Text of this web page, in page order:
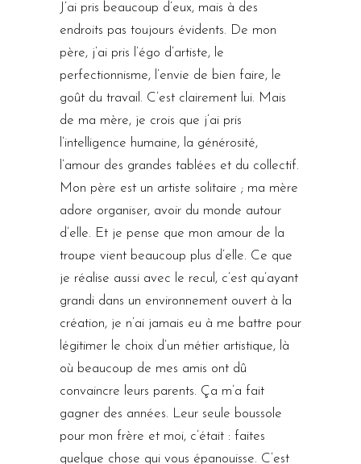
J’ai pris beaucoup d’eux, mais à des
endroits pas toujours évidents. De mon
père, j’ai pris l’égo d’artiste, le
perfectionnisme, l’envie de bien faire, le
goût du travail. C’est clairement lui. Mais
de ma mère, je crois que j’ai pris
l’intelligence humaine, la générosité,
l’amour des grandes tablées et du collectif.
Mon père est un artiste solitaire ; ma mère
adore organiser, avoir du monde autour
d’elle. Et je pense que mon amour de la
troupe vient beaucoup plus d’elle. Ce que
je réalise aussi avec le recul, c’est qu’ayant
grandi dans un environnement ouvert à la
création, je n’ai jamais eu à me battre pour
légitimer le choix d’un métier artistique, là
où beaucoup de mes amis ont dû
convaincre leurs parents. Ça m’a fait
gagner des années. Leur seule boussole
pour mon frère et moi, c’était : faites
quelque chose qui vous épanouisse. C’est